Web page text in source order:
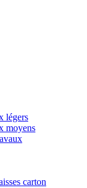
légers
moyens
carton